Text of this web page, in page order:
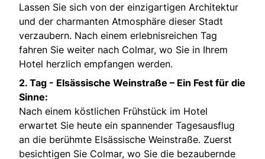
Lassen Sie sich von der einzigartigen Architektur
und der charmanten Atmosphäre dieser Stadt
verzaubern. Nach einem erlebnisreichen Tag
fahren Sie weiter nach Colmar, wo Sie in Ihrem
Hotel herzlich empfangen werden.
2. Tag - Elsässische Weinstraße – Ein Fest für die
Sinne:
Nach einem köstlichen Frühstück im Hotel
erwartet Sie heute ein spannender Tagesausflug
an die berühmte Elsässische Weinstraße. Zuerst
besichtigen Sie Colmar, wo Sie die bezaubernde